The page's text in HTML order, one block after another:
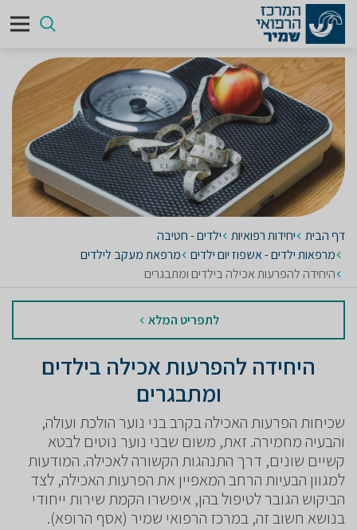
דף הבית יחידות רפואיות
ילדים - חטיבה
מרפאות ילדים - אשפוז יום ילדים
מרפאת מעקב לילדים
היחידה להפרעות אכילה בילדים ומתבגרים
לתפריט המלא
היחידה להפרעות אכילה בילדים
ומתבגרים
שכיחות הפרעות האכילה בקרב בני נוער הולכת ועולה,
והבעיה מחמירה. זאת, משום שבני נוער נוטים לבטא
קשיים שונים, דרך התנהגות הקשורה לאכילה. המודעות
למגוון הבעיות הרחב המאפיין את הפרעות האכילה, לצד
הביקוש הגובר לטיפול בהן, איפשרו הקמת שירות ייחודי
בנושא חשוב זה, במרכז הרפואי שמיר (אסף הרופא).